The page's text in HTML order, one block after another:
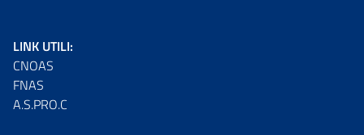
LINK UTILI:
CNOAS
FNAS
A.S.PRO.C